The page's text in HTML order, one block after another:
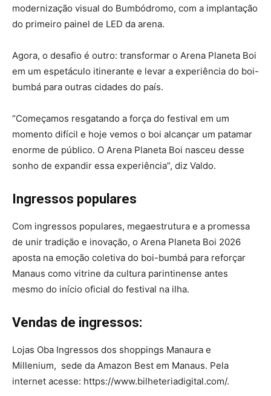
modernização visual do Bumbódromo, com a implantação
do primeiro painel de LED da arena.
Agora, o desafio é outro: transformar o Arena Planeta Boi
em um espetáculo itinerante e levar a experiência do boi-
bumbá para outras cidades do país.
“Começamos resgatando a força do festival em um
momento difícil e hoje vemos o boi alcançar um patamar
enorme de público. O Arena Planeta Boi nasceu desse
sonho de expandir essa experiência”, diz Valdo.
Ingressos populares
Com ingressos populares, megaestrutura e a promessa
de unir tradição e inovação, o Arena Planeta Boi 2026
aposta na emoção coletiva do boi-bumbá para reforçar
Manaus como vitrine da cultura parintinense antes
mesmo do início oficial do festival na ilha.
Vendas de ingressos:
Lojas Oba Ingressos dos shoppings Manaura e
Millenium, sede da Amazon Best em Manaus. Pela
internet acesse: https://www.bilheteriadigital.com/.